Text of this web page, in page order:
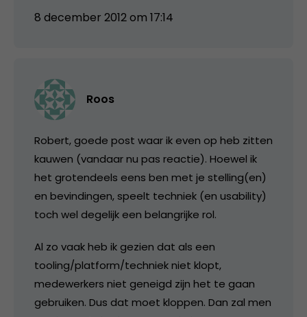
8 december 2012 om 17:14
Roos
Robert, goede post waar ik even op heb zitten
kauwen (vandaar nu pas reactie). Hoewel ik
het grotendeels eens ben met je stelling(en)
en bevindingen, speelt techniek (en usability)
toch wel degelijk een belangrijke rol.
Al zo vaak heb ik gezien dat als een
tooling/platform/techniek niet klopt,
medewerkers niet geneigd zijn het te gaan
gebruiken. Dus dat moet kloppen. Dan zal men